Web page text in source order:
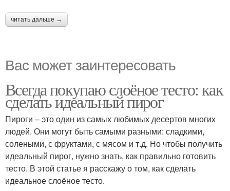
читать дальше →
Вас может заинтересовать
Всегда покупаю слоёное тесто: как
сделать идеальный пирог
Пироги – это один из самых любимых десертов многих
людей. Они могут быть самыми разными: сладкими,
солеными, с фруктами, с мясом и т.д. Но чтобы получить
идеальный пирог, нужно знать, как правильно готовить
тесто. В этой статье я расскажу о том, как сделать
идеальное слоёное тесто.